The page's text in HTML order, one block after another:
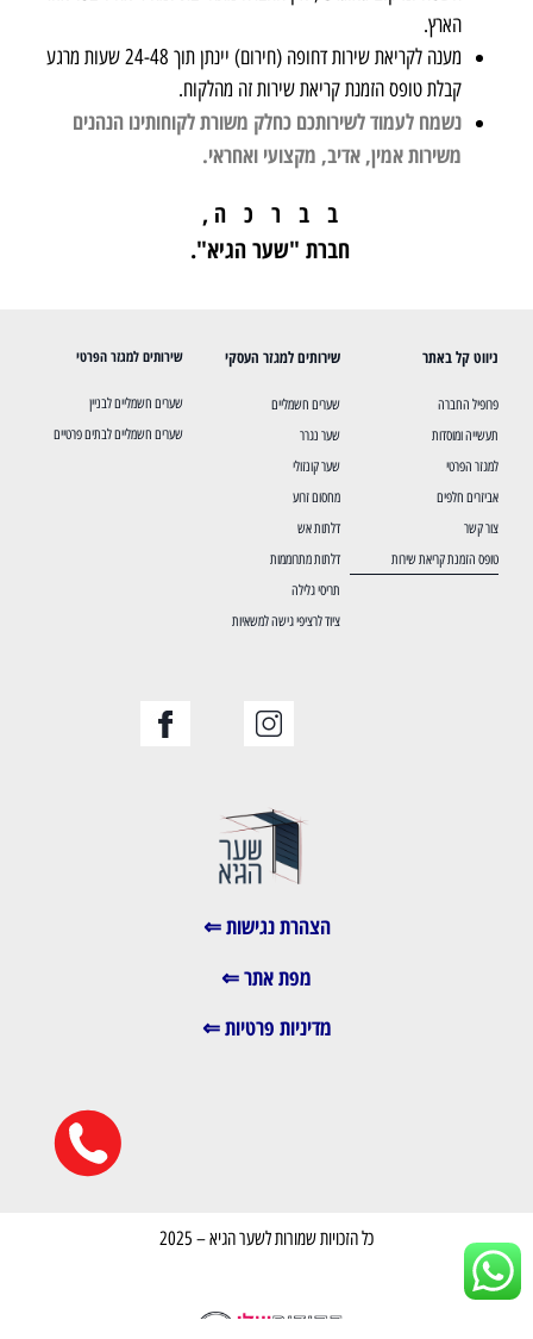
הארץ.
מענה לקריאת שירות דחופה (חירום) יינתן תוך 24-48 שעות מרגע
קבלת טופס הזמנת קריאת שירות זה מהלקוח.
נשמח לעמוד לשירותכם כחלק משורת לקוחותינו הנהנים
משירות אמין, אדיב, מקצועי ואחראי.
ב ב ר כ ה ,
חברת "שער הגיא".
ניווט קל באתר
פרופיל החברה
תעשייה ומוסדות
למגזר הפרטי
אביזרים חלפים
צור קשר
טופס הזמנת קריאת שירות
שירותים למגזר העסקי
שערים חשמליים
שער נגרר
שער קונזולי
מחסום זרוע
דלתות אש
דלתות מתרוממות
תריסי גלילה
ציוד לרציפי גישה למשאיות
שירותים למגזר הפרטי
שערים חשמליים לבניין
שערים חשמליים לבתים פרטיים
הצהרת נגישות ⇐
מפת אתר ⇐
מדיניות פרטיות ⇐
כל הזכויות שמורות לשער הגיא – 2025